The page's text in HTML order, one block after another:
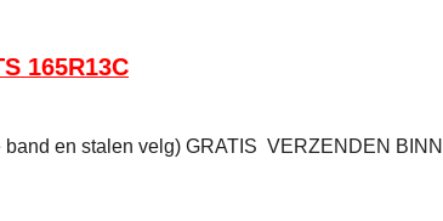
165R13C
en stalen velg) GRATIS VERZENDEN